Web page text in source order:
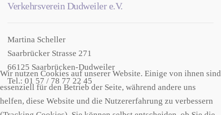
Verkehrsverein Dudweiler e.V.
Martina Scheller
Saarbrücker Strasse 271
66125 Saarbrücken-Dudweiler
Tel.: 01 57 / 78 77 22 45
Wir nutzen Cookies auf unserer Website. Einige von ihnen sind
essenziell für den Betrieb der Seite, während andere uns
helfen, diese Website und die Nutzererfahrung zu verbessern